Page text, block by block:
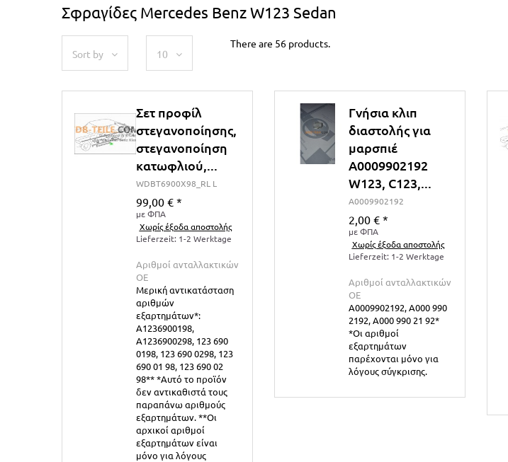
Σφραγίδες Mercedes Benz W123 Sedan
Sort by 10
There are 56 products.
Σετ προφίλ
στεγανοποίησης,
στεγανοποίηση
κατωφλιού,...
WDBT6900X98_RL L
99,00 € *
με ΦΠΑ
Χωρίς έξοδα αποστολής
Lieferzeit: 1-2 Werktage
Αριθμοί ανταλλακτικών
ΟΕ
Μερική αντικατάσταση
αριθμών
εξαρτημάτων*:
A1236900198,
A1236900298, 123 690
0198, 123 690 0298, 123
690 01 98, 123 690 02
98** *Αυτό το προϊόν
δεν αντικαθιστά τους
παραπάνω αριθμούς
εξαρτημάτων. **Οι
αρχικοί αριθμοί
εξαρτημάτων είναι
μόνο για λόγους
Γνήσια κλιπ
διαστολής για
μαρσπιέ
A0009902192
W123, C123,...
A0009902192
2,00 € *
με ΦΠΑ
Χωρίς έξοδα αποστολής
Lieferzeit: 1-2 Werktage
Αριθμοί ανταλλακτικών
ΟΕ
A0009902192, A000 990
2192, A000 990 21 92*
*Οι αριθμοί
εξαρτημάτων
παρέχονται μόνο για
λόγους σύγκρισης.